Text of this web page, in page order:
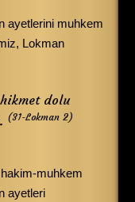
ayetlerini muhkem
Lokman
dolu
(31-Lokman 2)
muhkem
ayetleri